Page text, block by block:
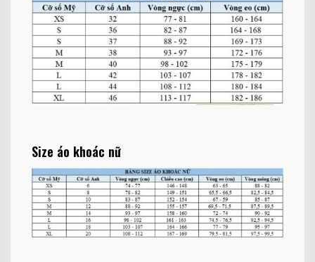
Size áo khoác nữ